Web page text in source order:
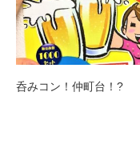
呑みコン！仲町台！?